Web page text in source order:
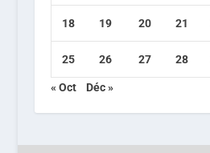
18 19 20 21
25 26 27 28
« Oct Déc »